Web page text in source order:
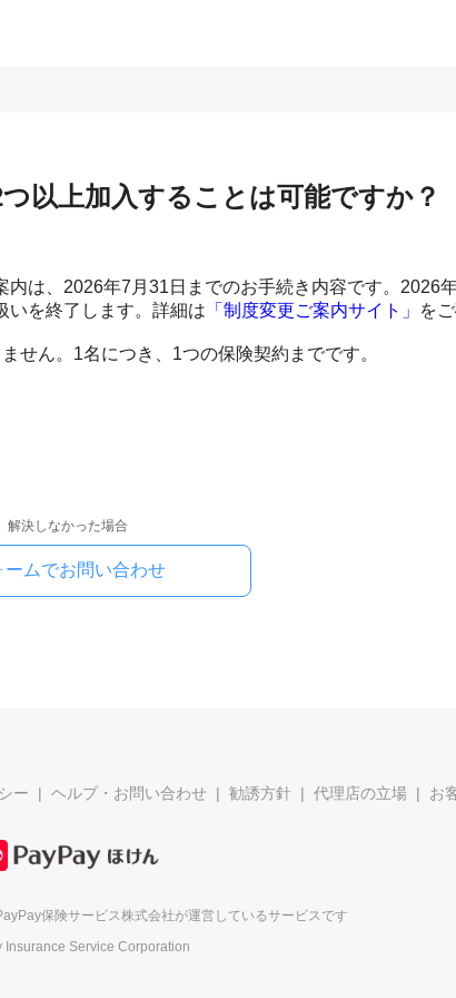
以上加入することは可能ですか？
は、2026年7月31日までのお手続き内容です。2026
いを終了します。詳細は 「制度変更ご案内サイト」 を
せん。1名につき、1つの保険契約までです。
解決しなかった場合
ームでお問い合わせ
ー ヘルプ・お問い合わせ 勧誘方針 代理店の立場 お
保険サービス株式会社が運営しているサービスです
Insurance Service Corporation